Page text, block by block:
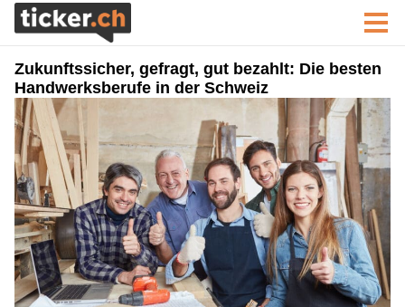
Zukunftssicher, gefragt, gut bezahlt: Die besten
Handwerksberufe in der Schweiz